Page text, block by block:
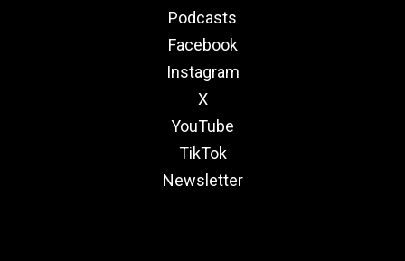
Podcasts
Facebook
Instagram
X
YouTube
TikTok
Newsletter